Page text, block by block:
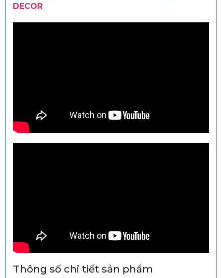
DECOR
Thông số chi tiết sản phẩm